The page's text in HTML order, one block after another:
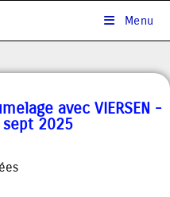
Menu
avec VIERSEN -
2025